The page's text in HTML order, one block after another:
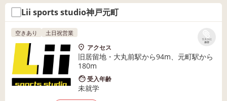
Lii sports studio神戸元町
リストに
保存
空きあり 土日祝営業
アクセス
旧居留地・大丸前駅から94m、元町駅から
180m
受入年齢
未就学